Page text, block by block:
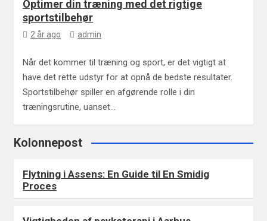
Optimer din træning med det rigtige
sportstilbehør
2 år ago admin
Når det kommer til træning og sport, er det vigtigt at
have det rette udstyr for at opnå de bedste resultater.
Sportstilbehør spiller en afgørende rolle i din
træningsrutine, uanset…
Kolonnepost
Flytning i Assens: En Guide til En Smidig
Proces